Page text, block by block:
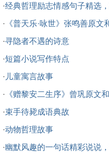
·经典哲理励志情感句子精选
· 《普天乐·咏世》张鸣善原文
·寻隐者不遇的诗意
·短篇小说写作特点
· 儿童寓言故事
· 《赠黎安二生序》曾巩原文
·束手待毙成语典故
·动物哲理故事
·幽默风趣的一句话精彩说说